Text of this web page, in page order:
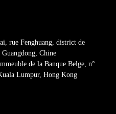
rue Fenghuang, district de
Chine
de la Banque Belge, n°
Lumpur, Hong Kong